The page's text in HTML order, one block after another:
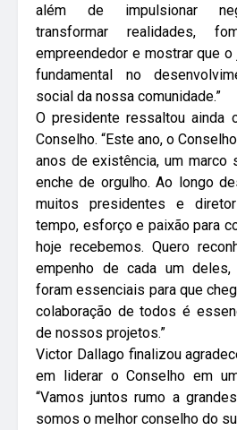
além de impulsionar
transformar realidades,
empreendedor e mostrar que
fundamental no
social da nossa comunidade.”
O presidente ressaltou ainda
Conselho. “Este ano, o
anos de existência, um marco
enche de orgulho. Ao longo
muitos presidentes e
tempo, esforço e paixão para
hoje recebemos. Quero
empenho de cada um deles,
foram essenciais para que
colaboração de todos é
de nossos projetos.”
Victor Dallago finalizou
em liderar o Conselho em
“Vamos juntos rumo a
somos o melhor conselho do